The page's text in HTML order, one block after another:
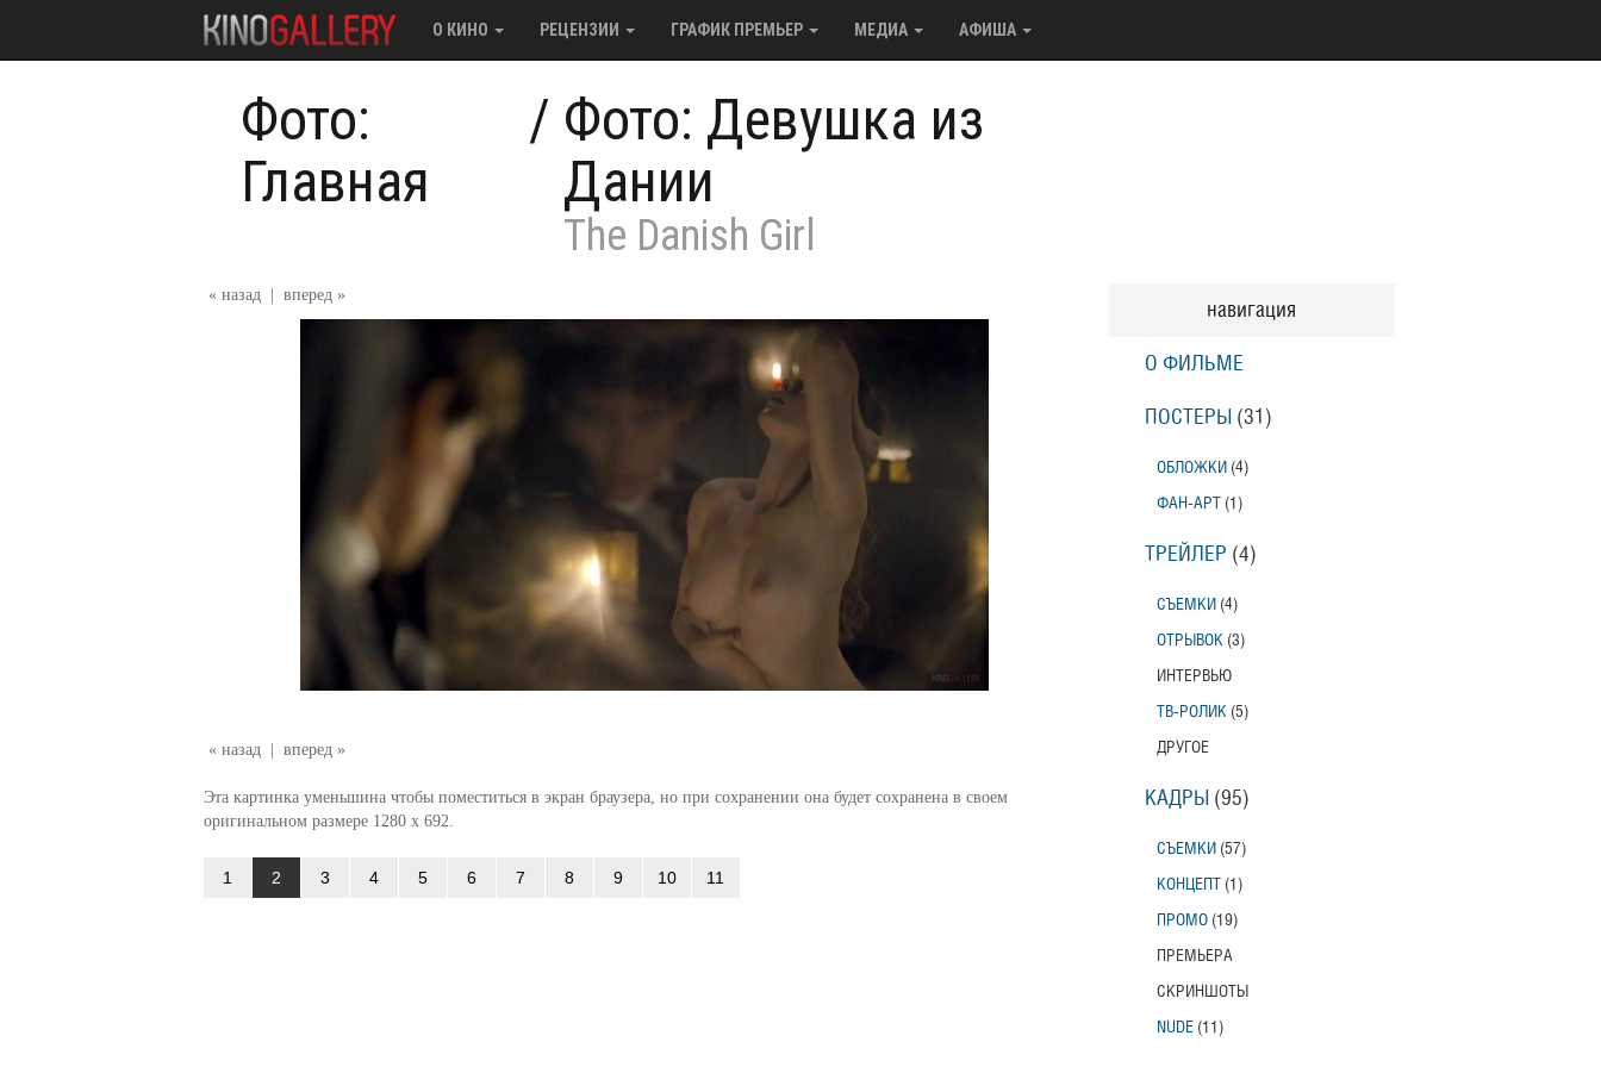
О КИНО РЕЦЕНЗИИ ГРАФИК ПРЕМЬЕР МЕДИА АФИША
Фото:
Главная
/ Фото: Девушка из
Дании
The Danish Girl
« назад вперед »
« назад вперед »
Эта картинка уменьшина чтобы поместиться в экран браузера, но при сохранении она будет сохранена в своем
оригинальном размере 1280 x 692.
1 2 3 4 5 6 7 8 9 10 11
навигация
О ФИЛЬМЕ
ПОСТЕРЫ (31)
ОБЛОЖКИ (4)
ФАН-АРТ (1)
ТРЕЙЛЕР (4)
СЪЕМКИ (4)
ОТРЫВОК (3)
ИНТЕРВЬЮ
ТВ-РОЛИК (5)
ДРУГОЕ
КАДРЫ (95)
СЪЕМКИ (57)
КОНЦЕПТ (1)
ПРОМО (19)
ПРЕМЬЕРА
СКРИНШОТЫ
NUDE (11)